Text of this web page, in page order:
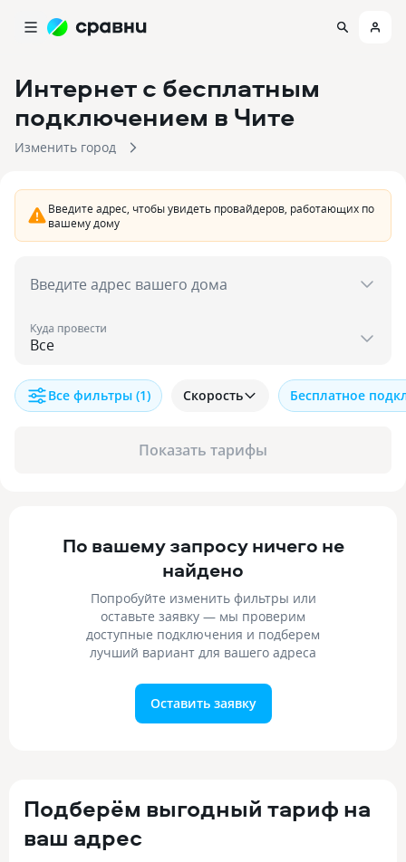
Интернет с бесплатным
подключением в Чите
Изменить город
Введите адрес, чтобы увидеть провайдеров, работающих по
вашему дому
Введите адрес вашего дома
Куда провести
Показать тарифы
Все фильтры (1) Скорость Бесплатное
По вашему запросу ничего не
найдено
Попробуйте изменить фильтры или
оставьте заявку — мы проверим
доступные подключения и подберем
лучший вариант для вашего адреса
Оставить заявку
Подберём выгодный тариф на
ваш адрес